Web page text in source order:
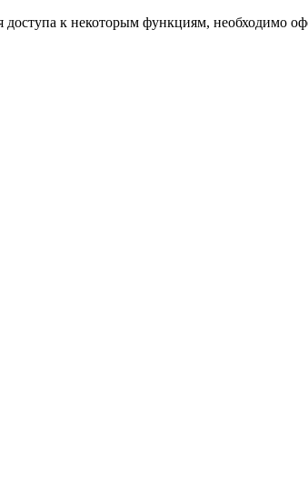
к некоторым функциям, необходимо